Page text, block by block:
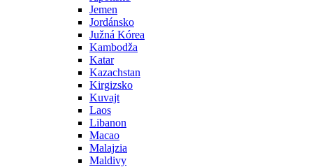
Jemen
Jordánsko
Južná Kórea
Kambodža
Katar
Kazachstan
Kirgizsko
Kuvajt
Laos
Libanon
Macao
Malajzia
Maldivy